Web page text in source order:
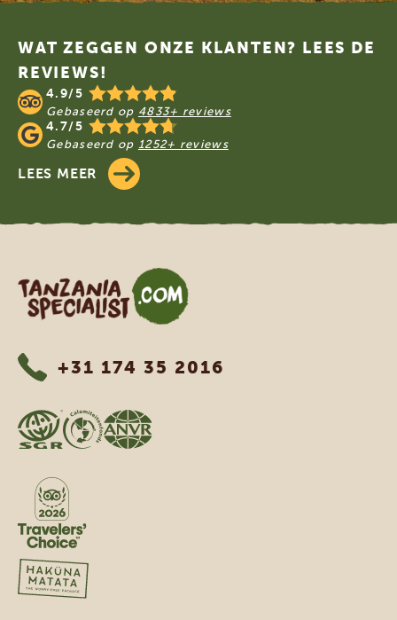
Footer
WAT ZEGGEN ONZE KLANTEN? LEES DE
REVIEWS!
4.9/5
Gebaseerd op 4833+ reviews
4.7/5
Gebaseerd op 1252+ reviews
LEES MEER
Tanzania Specialist
+31 174 35 2016